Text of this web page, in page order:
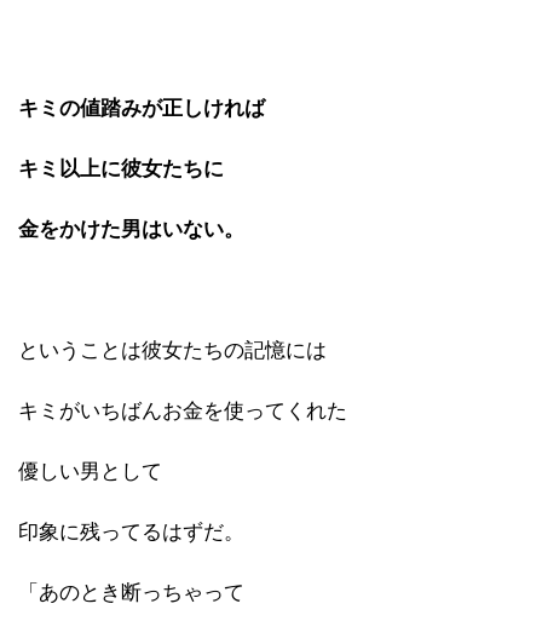
キミの値踏みが正しければ
キミ以上に彼女たちに
金をかけた男はいない。
ということは彼女たちの記憶には
キミがいちばんお金を使ってくれた
優しい男として
印象に残ってるはずだ。
「あのとき断っちゃって